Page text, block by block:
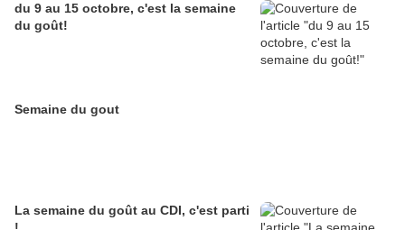
du 9 au 15 octobre, c'est la semaine
du goût!
Semaine du gout
La semaine du goût au CDI, c'est parti